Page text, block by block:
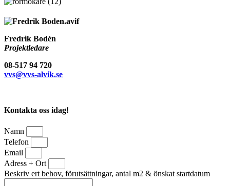
Fredrik Bodén
Projektledare
08-517 94 720
vvs@vvs-alvik.se
Kontakta oss idag!
Namn
Telefon
Email
Adress + Ort
Beskriv ert behov, förutsättningar, antal m2 & önskat startdatum